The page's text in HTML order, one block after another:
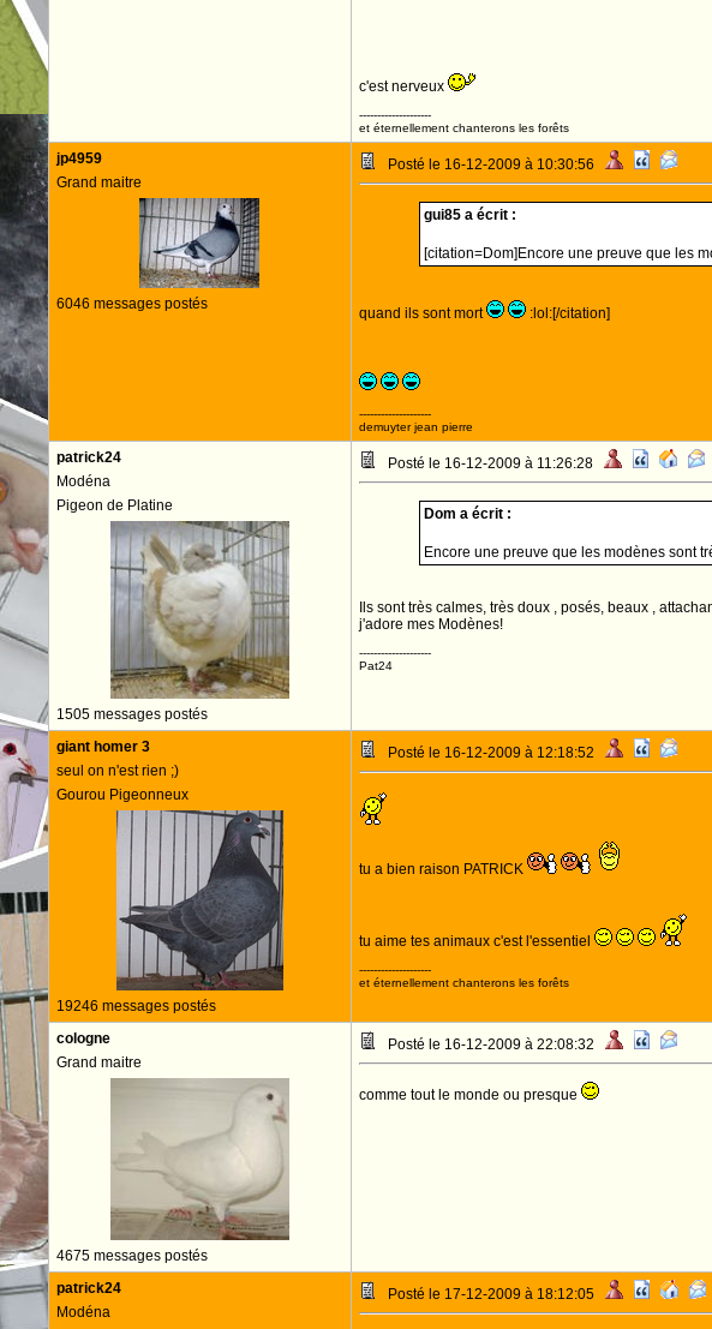
c'est nerveux
--------------------
et éternellement chanterons les forêts
jp4959
Grand maitre
6046 messages postés
Posté le 16-12-2009 à 10:30:56
gui85 a écrit :
[citation=Dom]Encore une preuve que les
quand ils sont mort :lol:[/citation]
--------------------
demuyter jean pierre
patrick24
Modéna
Pigeon de Platine
1505 messages postés
Posté le 16-12-2009 à 11:26:28
Dom a écrit :
Encore une preuve que les modènes sont
Ils sont très calmes, très doux , posés, beaux ,
j'adore mes Modènes!
--------------------
Pat24
giant homer 3
seul on n'est rien ;)
Gourou Pigeonneux
19246 messages postés
Posté le 16-12-2009 à 12:18:52
tu a bien raison PATRICK
tu aime tes animaux c'est l'essentiel
--------------------
et éternellement chanterons les forêts
cologne
Grand maitre
4675 messages postés
Posté le 16-12-2009 à 22:08:32
comme tout le monde ou presque
patrick24
Modéna
Posté le 17-12-2009 à 18:12:05